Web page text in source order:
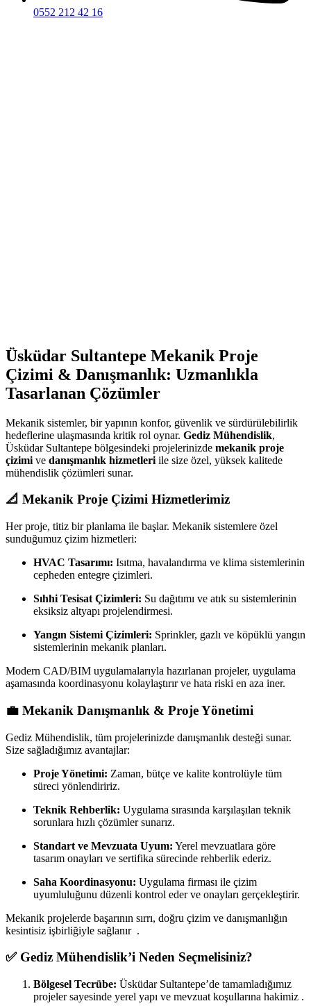
0552 212 42 16
Üsküdar Sultantepe Mekanik Proje
Çizimi & Danışmanlık: Uzmanlıkla
Tasarlanan Çözümler
Mekanik sistemler, bir yapının konfor, güvenlik ve sürdürülebilirlik
hedeflerine ulaşmasında kritik rol oynar. Gediz Mühendislik,
Üsküdar Sultantepe bölgesindeki projelerinizde mekanik proje
çizimi ve danışmanlık hizmetleri ile size özel, yüksek kalitede
mühendislik çözümleri sunar.
📐 Mekanik Proje Çizimi Hizmetlerimiz
Her proje, titiz bir planlama ile başlar. Mekanik sistemlere özel
sunduğumuz çizim hizmetleri:
HVAC Tasarımı: Isıtma, havalandırma ve klima sistemlerinin
cepheden entegre çizimleri.
Sıhhi Tesisat Çizimleri: Su dağıtımı ve atık su sistemlerinin
eksiksiz altyapı projelendirmesi.
Yangın Sistemi Çizimleri: Sprinkler, gazlı ve köpüklü yangın
sistemlerinin mekanik planları.
Modern CAD/BIM uygulamalarıyla hazırlanan projeler, uygulama
aşamasında koordinasyonu kolaylaştırır ve hata riski en aza iner.
💼 Mekanik Danışmanlık & Proje Yönetimi
Gediz Mühendislik, tüm projelerinizde danışmanlık desteği sunar.
Size sağladığımız avantajlar:
Proje Yönetimi: Zaman, bütçe ve kalite kontrolüyle tüm
süreci yönlendiririz.
Teknik Rehberlik: Uygulama sırasında karşılaşılan teknik
sorunlara hızlı çözümler sunarız.
Standart ve Mevzuata Uyum: Yerel mevzuatlara göre
tasarım onayları ve sertifika sürecinde rehberlik ederiz.
Saha Koordinasyonu: Uygulama firması ile çizim
uyumluluğunu düzenli kontrol eder ve onayları gerçekleştirir.
Mekanik projelerde başarının sırrı, doğru çizim ve danışmanlığın
kesintisiz işbirliğiyle sağlanır .
✅ Gediz Mühendislik’i Neden Seçmelisiniz?
Bölgesel Tecrübe: Üsküdar Sultantepe’de tamamladığımız
projeler sayesinde yerel yapı ve mevzuat koşullarına hakimiz .